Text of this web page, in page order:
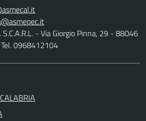
- Via Giorgio Pinna, 29 - 88046
Tel. 0968412104